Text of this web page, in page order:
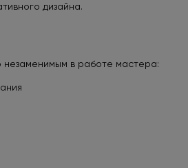
дизайна.
незаменимым в работе мастера: